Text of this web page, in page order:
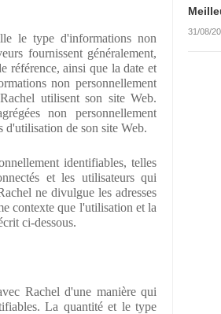
le type d'informations non
fournissent généralement,
référence, ainsi que la date et
non personnellement
utilisent son site Web.
non personnellement
d'utilisation de son site Web.
identifiables, telles
et les utilisateurs qui
ne divulgue les adresses
contexte que l'utilisation et la
ci-dessous.
Rachel d'une manière qui
La quantité et le type
31/08/